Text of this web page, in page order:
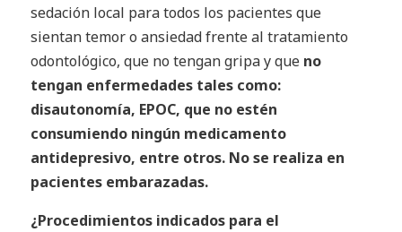
sedación local para todos los pacientes que
sientan temor o ansiedad frente al tratamiento
odontológico, que no tengan gripa y que no
tengan enfermedades tales como:
disautonomía, EPOC, que no estén
consumiendo ningún medicamento
antidepresivo, entre otros. No se realiza en
pacientes embarazadas.
¿Procedimientos indicados para el